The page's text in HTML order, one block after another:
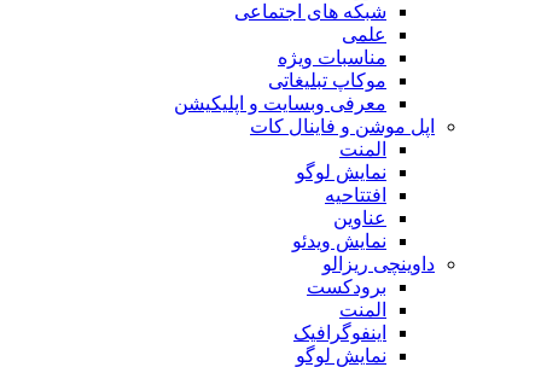
شبکه های اجتماعی
علمی
مناسبات ویژه
موکاپ تبلیغاتی
معرفی وبسایت و اپلیکیشن
اپل موشن و فاینال کات
المنت
نمایش لوگو
افتتاحیه
عناوین
نمایش ویدئو
داوینچی ریزالو
برودکست
المنت
اینفوگرافیک
نمایش لوگو